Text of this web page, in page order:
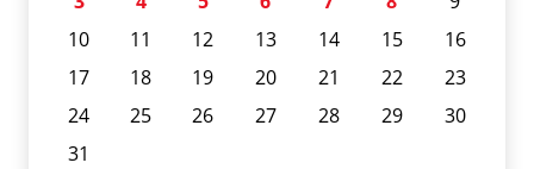
10
11 12 13 14 15
16
17
18 19 20 21 22
23
24
25 26 27 28 29
30
31